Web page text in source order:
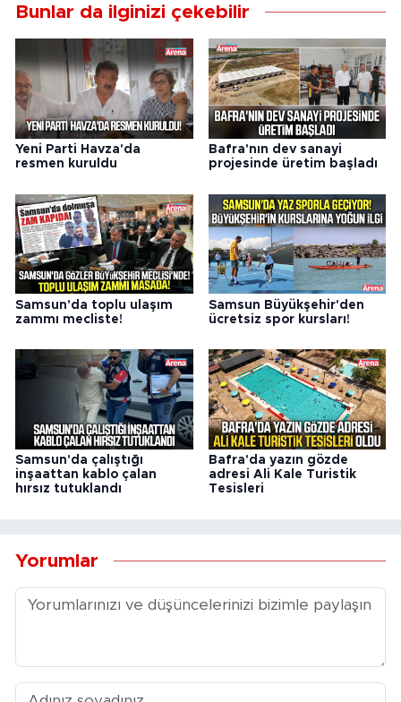
Bunlar da ilginizi çekebilir
Yeni Parti Havza'da
resmen kuruldu
Bafra'nın dev sanayi
projesinde üretim başladı
Samsun'da toplu ulaşım
zammı mecliste!
Samsun Büyükşehir'den
ücretsiz spor kursları!
Samsun'da çalıştığı
inşaattan kablo çalan
hırsız tutuklandı
Bafra'da yazın gözde
adresi Ali Kale Turistik
Tesisleri
Yorumlar